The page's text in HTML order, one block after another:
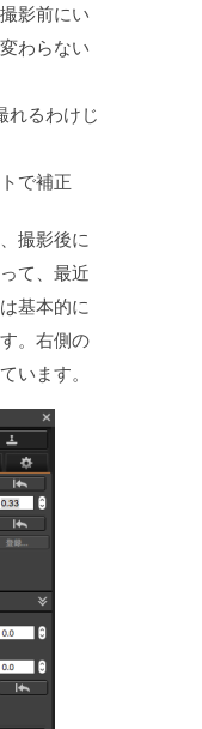
影前にい
わらない
れるわけじ
で補正
撮影後に
て、最近
基本的に
。右側の
います。